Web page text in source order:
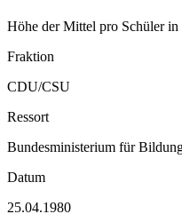
Höhe der Mittel pro Schüler in
Fraktion
CDU/CSU
Ressort
Bundesministerium für
Datum
25.04.1980